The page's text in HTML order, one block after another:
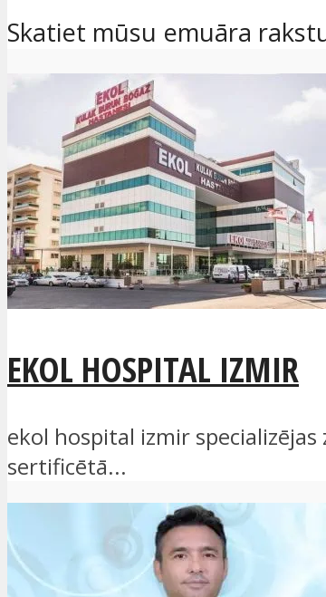
Skatiet mūsu emuāra
EKOL HOSPITAL IZMIR
ekol hospital izmir
sertificētā...